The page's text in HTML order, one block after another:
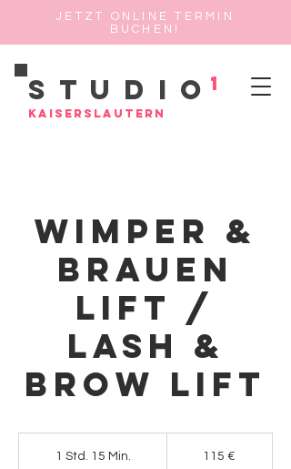
JETZT ONLINE TERMIN
BUCHEN!
Studio
Kaiserslautern
1
Wimper &
brauen
Lift /
Lash &
Brow Lift
1 Std. 15 Min. 115 €